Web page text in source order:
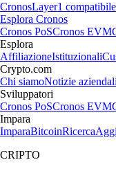
CronosLayer1
Esplora Cronos
Cronos PoSCronos EVM
Esplora
AffiliazioneIstituzionali
Crypto.com
Chi siamoNotizie aziendali
Sviluppatori
Cronos PoSCronos EVM
Impara
ImparaBitcoinRicerca
CRIPTO